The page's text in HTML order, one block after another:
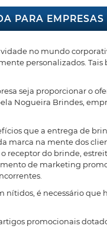
PARA EMPRESAS
no mundo
personalizados. Tais
seja proporcionar o
Nogueira Brindes,
que a entrega de
marca na mente dos
do brinde,
de marketing
nítidos, é necessário
promocionais